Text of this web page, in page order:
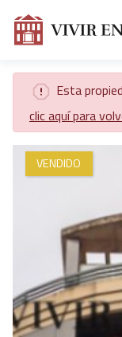
Esta
clic aquí para
VENDIDO